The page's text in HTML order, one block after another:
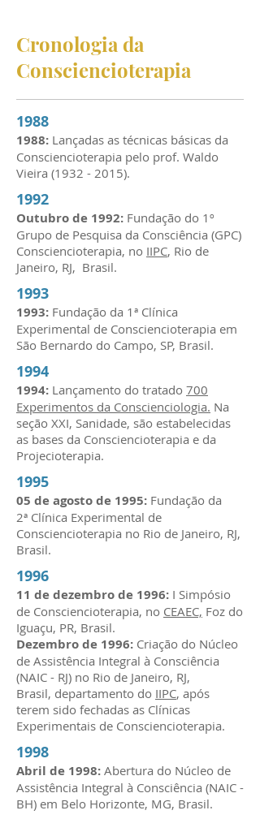
Cronologia da
Consciencioterapia
1988
1988: Lançadas as técnicas básicas da
Consciencioterapia pelo prof. Waldo
Vieira (1932 - 2015).
1992
Outubro de 1992: Fundação do 1º
Grupo de Pesquisa da Consciência (GPC)
Consciencioterapia, no IIPC, Rio de
Janeiro, RJ, Brasil.
1993
1993: Fundação da 1ª Clínica
Experimental de Consciencioterapia em
São Bernardo do Campo, SP, Brasil.
1994
1994: Lançamento do tratado 700
Experimentos da Conscienciologia. Na
seção XXI, Sanidade, são estabelecidas
as bases da Consciencioterapia e da
Projecioterapia.
1995
05 de agosto de 1995: Fundação da
2ª Clínica Experimental de
Consciencioterapia no Rio de Janeiro, RJ,
Brasil.
1996
11 de dezembro de 1996: I Simpósio
de Consciencioterapia, no CEAEC, Foz do
Iguaçu, PR, Brasil.
Dezembro de 1996: Criação do Núcleo
de Assistência Integral à Consciência
(NAIC - RJ) no Rio de Janeiro, RJ,
Brasil, departamento do IIPC, após
terem sido fechadas as Clínicas
Experimentais de Consciencioterapia.
1998
Abril de 1998: Abertura do Núcleo de
Assistência Integral à Consciência (NAIC -
BH) em Belo Horizonte, MG, Brasil.